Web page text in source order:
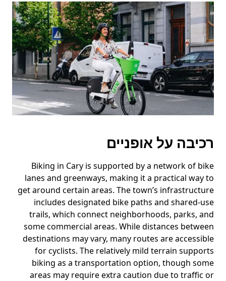
רכיבה על אופניים
Biking in Cary is supported by a network of bike
lanes and greenways, making it a practical way to
get around certain areas. The town’s infrastructure
includes designated bike paths and shared-use
trails, which connect neighborhoods, parks, and
some commercial areas. While distances between
destinations may vary, many routes are accessible
for cyclists. The relatively mild terrain supports
biking as a transportation option, though some
areas may require extra caution due to traffic or